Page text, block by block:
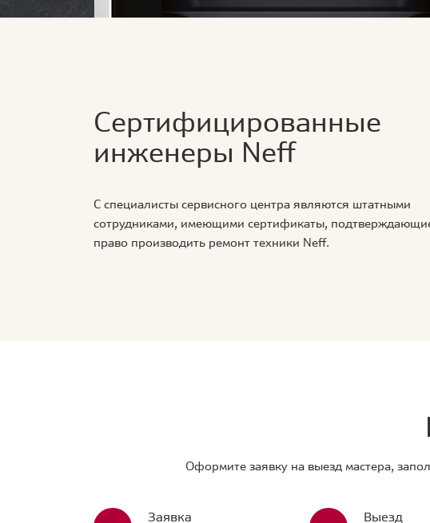
Сертифицированные
инженеры Neff
С специалисты сервисного центра являются штатными
сотрудниками, имеющими сертификаты,
право производить ремонт техники Neff.
Оформите заявку на выезд мастера,
Заявка Выезд